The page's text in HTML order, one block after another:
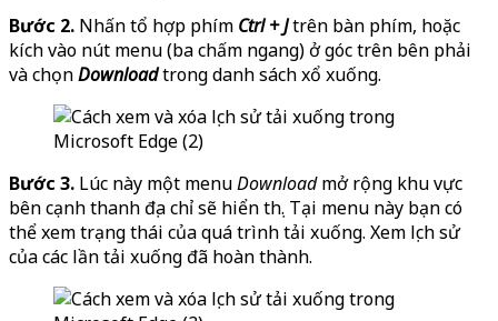
Bước 2. Nhấn tổ hợp phím Ctrl + Jtrên bàn phím, hoặc
kích vào nút menu (ba chấm ngang) ở góc trên bên phải
và chọnDownloadtrong danh sách xổ xuống.
Bước 3. Lúc này một menuDownloadmở rộng khu vực
bên cạnh thanh địa chỉ sẽ hiển thị. Tại menu này bạn có
thể xem trạng thái của quá trình tải xuống. Xem lịch sử
của các lần tải xuống đã hoàn thành.